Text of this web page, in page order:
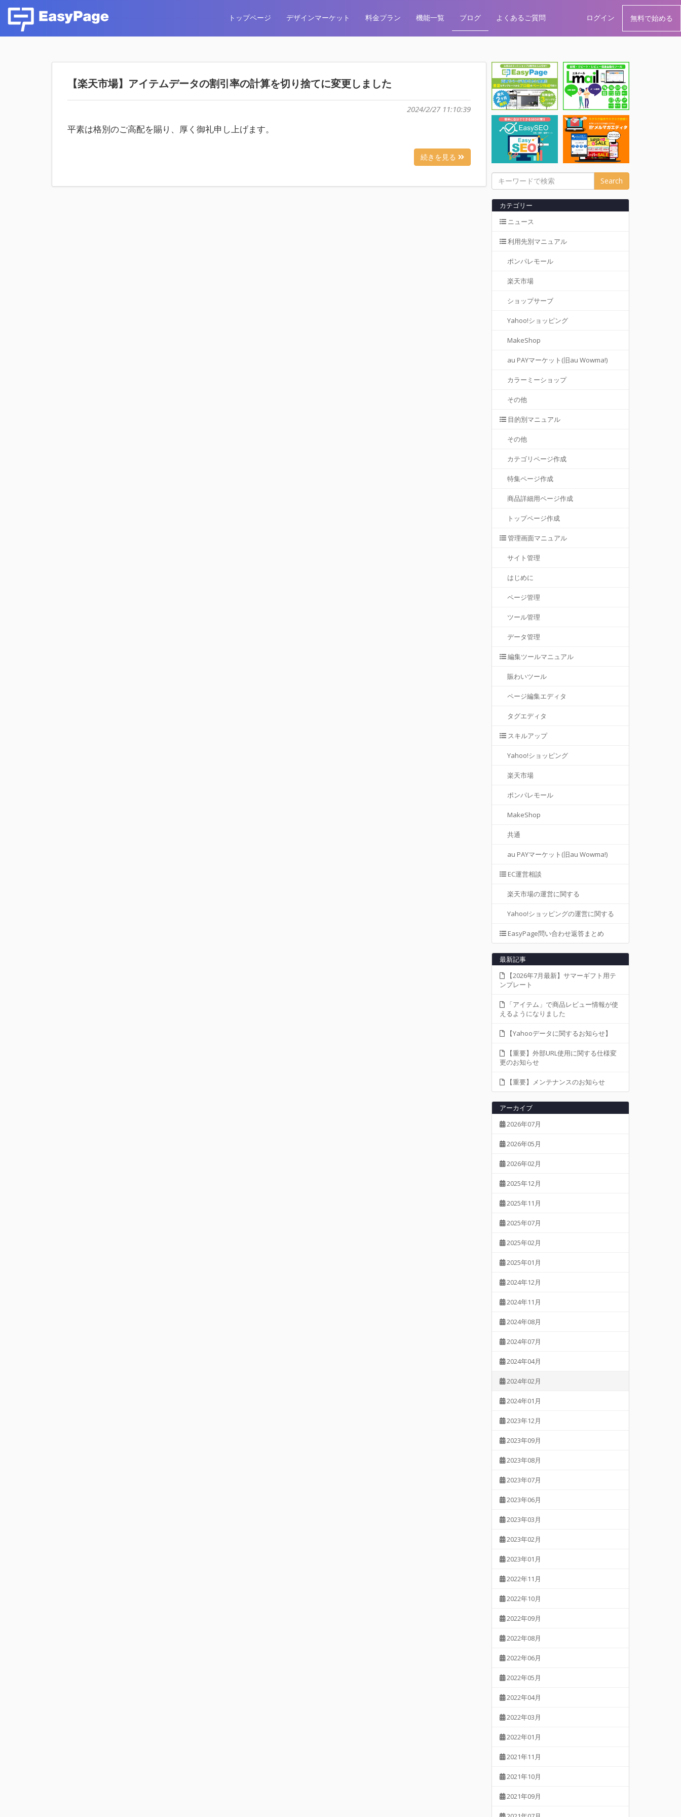
トップページ デザインマーケット 料金プラン 機能一覧 ブログ よくあるご質問 ログイン 無料で始める
【楽天市場】アイテムデータの割引率の計算を切り捨てに変更しました
2024/2/27 11:10:39
平素は格別のご高配を賜り、厚く御礼申し上げます。
続きを見る
Search
カテゴリー
ニュース
利用先別マニュアル
ポンパレモール
楽天市場
ショップサーブ
Yahoo!ショッピング
MakeShop
au PAYマーケット(旧au Wowma!)
カラーミーショップ
その他
目的別マニュアル
その他
カテゴリページ作成
特集ページ作成
商品詳細用ページ作成
トップページ作成
管理画面マニュアル
サイト管理
はじめに
ページ管理
ツール管理
データ管理
編集ツールマニュアル
賑わいツール
ページ編集エディタ
タグエディタ
スキルアップ
Yahoo!ショッピング
楽天市場
ポンパレモール
MakeShop
共通
au PAYマーケット(旧au Wowma!)
EC運営相談
楽天市場の運営に関する
Yahoo!ショッピングの運営に関する
EasyPage問い合わせ返答まとめ
最新記事
【2026年7月最新】サマーギフト用テ
ンプレート
「アイテム」で商品レビュー情報が使
えるようになりました
【Yahooデータに関するお知らせ】
【重要】外部URL使用に関する仕様変
更のお知らせ
【重要】メンテナンスのお知らせ
アーカイブ
2026年07月
2026年05月
2026年02月
2025年12月
2025年11月
2025年07月
2025年02月
2025年01月
2024年12月
2024年11月
2024年08月
2024年07月
2024年04月
2024年02月
2024年01月
2023年12月
2023年09月
2023年08月
2023年07月
2023年06月
2023年03月
2023年02月
2023年01月
2022年11月
2022年10月
2022年09月
2022年08月
2022年06月
2022年05月
2022年04月
2022年03月
2022年01月
2021年11月
2021年10月
2021年09月